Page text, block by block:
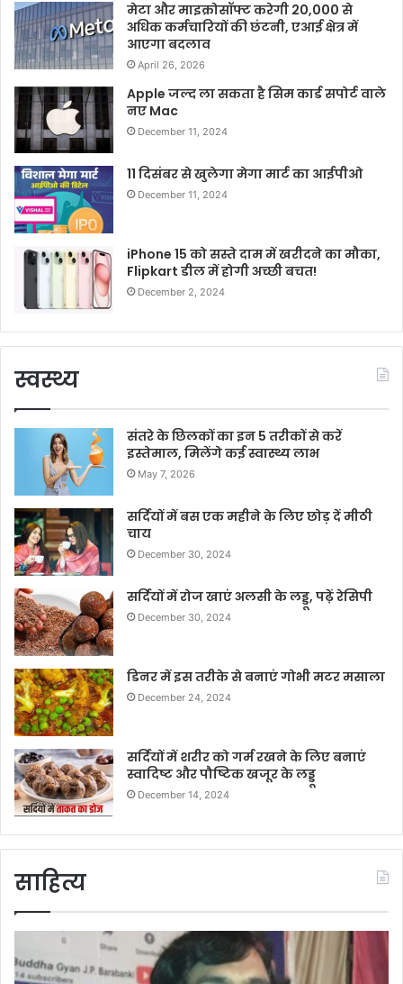
मेटा और माइक्रोसॉफ्ट करेगी 20,000 से
अधिक कर्मचारियों की छंटनी, एआई क्षेत्र में
आएगा बदलाव
April 26, 2026
Apple जल्द ला सकता है सिम कार्ड सपोर्ट वाले
नए Mac
December 11, 2024
11 दिसंबर से खुलेगा मेगा मार्ट का आईपीओ
December 11, 2024
iPhone 15 को सस्ते दाम में खरीदने का मौका,
Flipkart डील में होगी अच्छी बचत!
December 2, 2024
स्वस्थ्य
संतरे के छिलकों का इन 5 तरीकों से करें
इस्तेमाल, मिलेंगे कई स्वास्थ्य लाभ
May 7, 2026
सर्दियों में बस एक महीने के लिए छोड़ दें मीठी
चाय
December 30, 2024
सर्दियों में रोज खाएं अलसी के लड्डू, पढ़ें रेसिपी
December 30, 2024
डिनर में इस तरीके से बनाएं गोभी मटर मसाला
December 24, 2024
सर्दियों में शरीर को गर्म रखने के लिए बनाएं
स्वादिष्ट और पौष्टिक खजूर के लड्डू
December 14, 2024
साहित्य